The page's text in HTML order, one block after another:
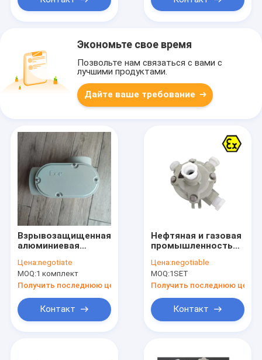
Экономьте свое время
Позвольте нам связаться с вами с
лучшими продуктами.
Дайте ваше требование
Взрывозащищенная
алюминиевая
коробка – IP65,
коррозионностойкая,
2/3 ввода, класс
WF2 для опасных
зон
Цена:negotiate
MOQ:1 комплект
Получить последнюю цену
Контакт
Нефтяная и газовая
промышленность
взрывозащитная
электрическая
стыковочная
коробка 220/380Vac
OEM
Цена:negotiable
MOQ:1SET
Получить последнюю цену
Контакт